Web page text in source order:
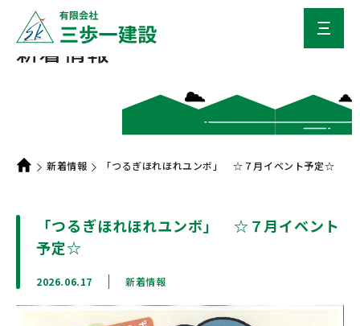
新着情報
新着情報 「つるぎほれほれユンボ」 ☆７月イベント予定☆
「つるぎほれほれユンボ」 ☆７月イベント
予定☆
2026.06.17 新着情報